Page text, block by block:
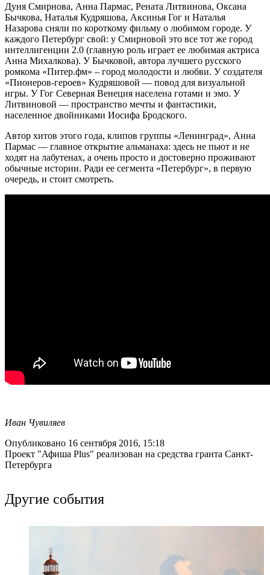
Дуня Смирнова, Анна Пармас, Рената Литвинова, Оксана
Бычкова, Наталья Кудряшова, Аксинья Гог и Наталья
Назарова сняли по короткому фильму о любимом городе. У
каждого Петербург свой: у Смирновой это все тот же город
интеллигенции 2.0 (главную роль играет ее любимая актриса
Анна Михалкова). У Бычковой, автора лучшего русского
ромкома «Питер.фм» – город молодости и любви. У создателя
«Пионеров-героев» Кудряшовой — повод для визуальной
игры. У Гог Северная Венеция населена готами и эмо. У
Литвиновой — пространство мечты и фантастики,
населенное двойниками Иосифа Бродского.
Автор хитов этого года, клипов группы «Ленинград», Анна
Пармас — главное открытие альманаха: здесь не пьют и не
ходят на лабутенах, а очень просто и достоверно проживают
обычные истории. Ради ее сегмента «Петербург», в первую
очередь, и стоит смотреть.
Иван Чувиляев
Опубликовано 16 сентября 2016, 15:18
Проект "Афиша Plus" реализован на средства гранта Санкт-
Петербурга
Другие события